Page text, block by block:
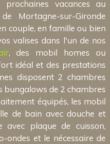
vacances au
Mortagne-sur-Gironde
couple, en famille ou bien
valises dans l'un de nos
, des mobil homes ou
idéal et des prestations
disposent 2 chambres
bungalows de 2 chambres
équipés, les mobil
de bain avec douche et
avec plaque de cuisson,
ondes et le nécessaire de